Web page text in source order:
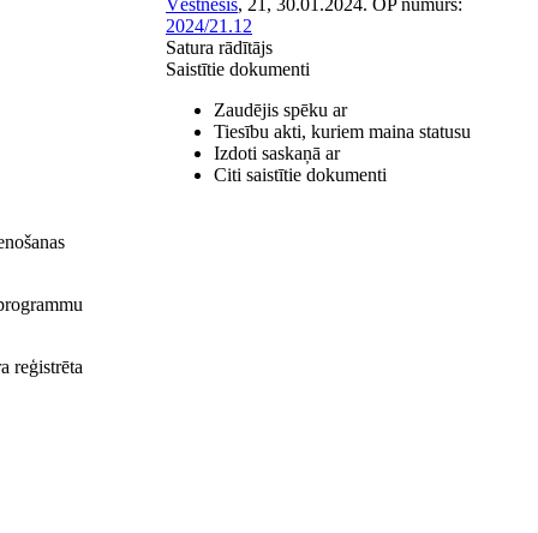
reģistrēta
Vēstnesis, 21, 30.01.2024. OP numurs:
2024/21.12
Satura rādītājs
Saistītie dokumenti
Zaudējis spēku ar
Tiesību akti, kuriem maina statusu
Izdoti saskaņā ar
Citi saistītie dokumenti